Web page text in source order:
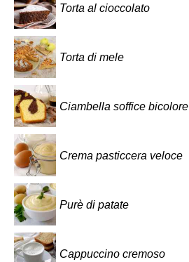
Torta al cioccolato
Torta di mele
Ciambella soffice bicolore
Crema pasticcera veloce
Purè di patate
Cappuccino cremoso